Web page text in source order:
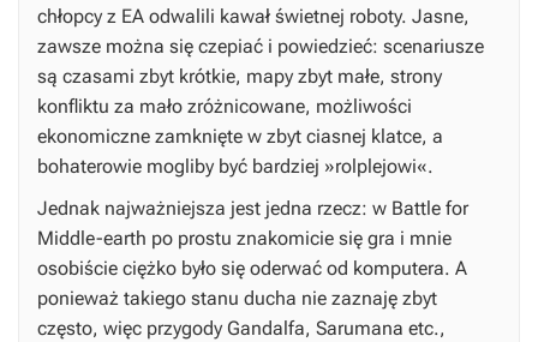
chłopcy z EA odwalili kawał świetnej roboty. Jasne,
zawsze można się czepiać i powiedzieć: scenariusze
są czasami zbyt krótkie, mapy zbyt małe, strony
konfliktu za mało zróżnicowane, możliwości
ekonomiczne zamknięte w zbyt ciasnej klatce, a
bohaterowie mogliby być bardziej »rolplejowi«.
Jednak najważniejsza jest jedna rzecz: w Battle for
Middle-earth po prostu znakomicie się gra i mnie
osobiście ciężko było się oderwać od komputera. A
ponieważ takiego stanu ducha nie zaznaję zbyt
często, więc przygody Gandalfa, Sarumana etc.,